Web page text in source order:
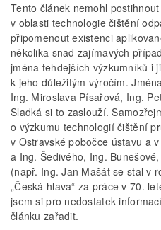
Tento článek nemohl
v oblasti technologie čištění
připomenout existenci
několika snad zajímavých
jména tehdejších výzkumníků i
k jeho důležitým výročím.
Ing. Miroslava Písařová, Ing.
Sladká si to zaslouží.
o výzkumu technologií čištění
v Ostravské pobočce ústavu a
a Ing. Šedivého, Ing.
(např. Ing. Jan Mašát se stal v
„Česká hlava“ za práce v 70.
jsem si pro nedostatek
článku zařadit.